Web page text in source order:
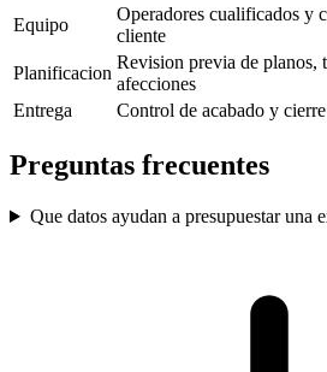
Equipo
Operadores cualificados y
cliente
Planificacion
Revision previa de planos,
afecciones
Entrega
Control de acabado y
Preguntas frecuentes
Que datos ayudan a presupuestar una